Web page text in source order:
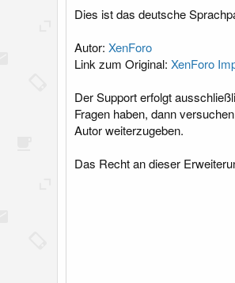
t
l
g
Dies ist das deutsche
Autor: XenForo
Link zum Original: XenForo
Der Support erfolgt
Fragen haben, dann
Autor weiterzugeben.
Das Recht an dieser